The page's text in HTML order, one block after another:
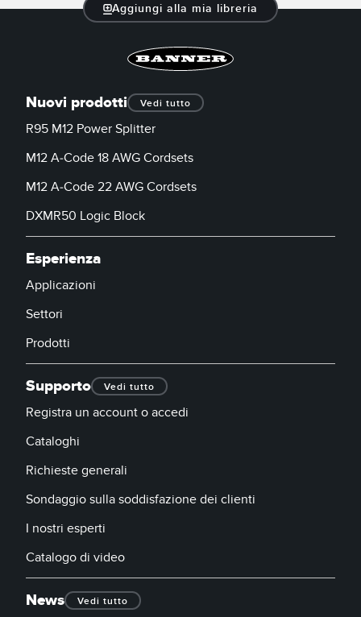
Aggiungi alla mia libreria
Nuovi prodotti Vedi tutto
R95 M12 Power Splitter
M12 A-Code 18 AWG Cordsets
M12 A-Code 22 AWG Cordsets
DXMR50 Logic Block
Esperienza
Applicazioni
Settori
Prodotti
Supporto Vedi tutto
Registra un account o accedi
Cataloghi
Richieste generali
Sondaggio sulla soddisfazione dei clienti
I nostri esperti
Catalogo di video
News Vedi tutto